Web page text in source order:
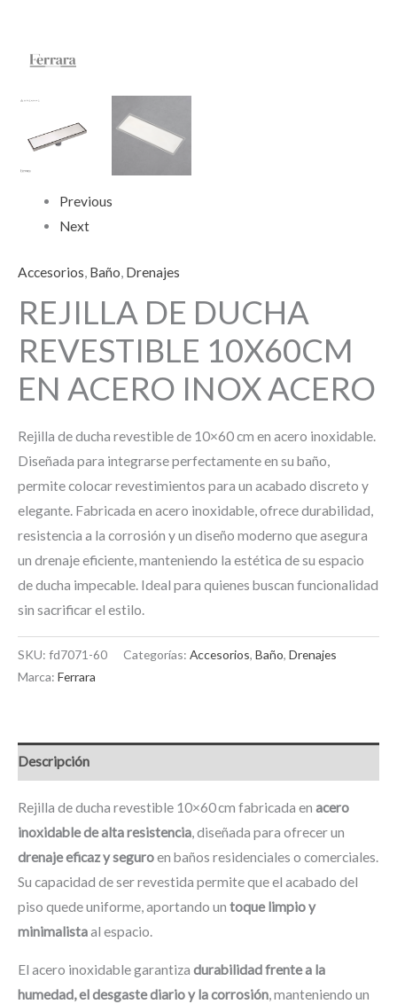
Previous
Next
Accesorios, Baño, Drenajes
REJILLA DE DUCHA
REVESTIBLE 10X60CM
EN ACERO INOX ACERO
Rejilla de ducha revestible de 10×60 cm en acero inoxidable.
Diseñada para integrarse perfectamente en su baño,
permite colocar revestimientos para un acabado discreto y
elegante. Fabricada en acero inoxidable, ofrece durabilidad,
resistencia a la corrosión y un diseño moderno que asegura
un drenaje eficiente, manteniendo la estética de su espacio
de ducha impecable. Ideal para quienes buscan funcionalidad
sin sacrificar el estilo.
SKU: fd7071-60 Categorías: Accesorios, Baño, Drenajes
Marca: Ferrara
Descripción
Rejilla de ducha revestible 10×60 cm fabricada en acero
inoxidable de alta resistencia , diseñada para ofrecer un
drenaje eficaz y seguroen baños residenciales o comerciales.
Su capacidad de ser revestida permite que el acabado del
piso quede uniforme, aportando un toque limpio y
minimalistaal espacio.
El acero inoxidable garantiza durabilidad frente a la
humedad, el desgaste diario y la corrosión, manteniendo un